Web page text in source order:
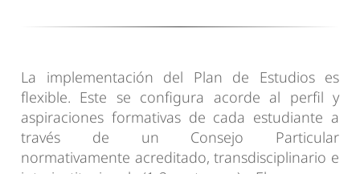
La implementación del Plan de Estudios es
flexible. Este se configura acorde al perfil y
aspiraciones formativas de cada estudiante a
través de un Consejo Particular
normativamente acreditado, transdisciplinario e